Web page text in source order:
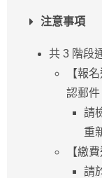
注意事項
共 3 階段
【報
認郵件
請
重
【繳
請